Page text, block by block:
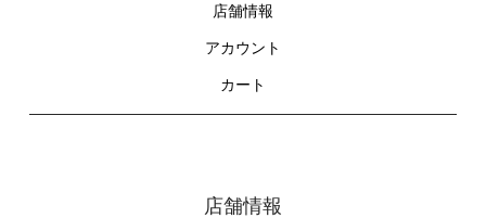
店舗情報
アカウント
カート
店舗情報